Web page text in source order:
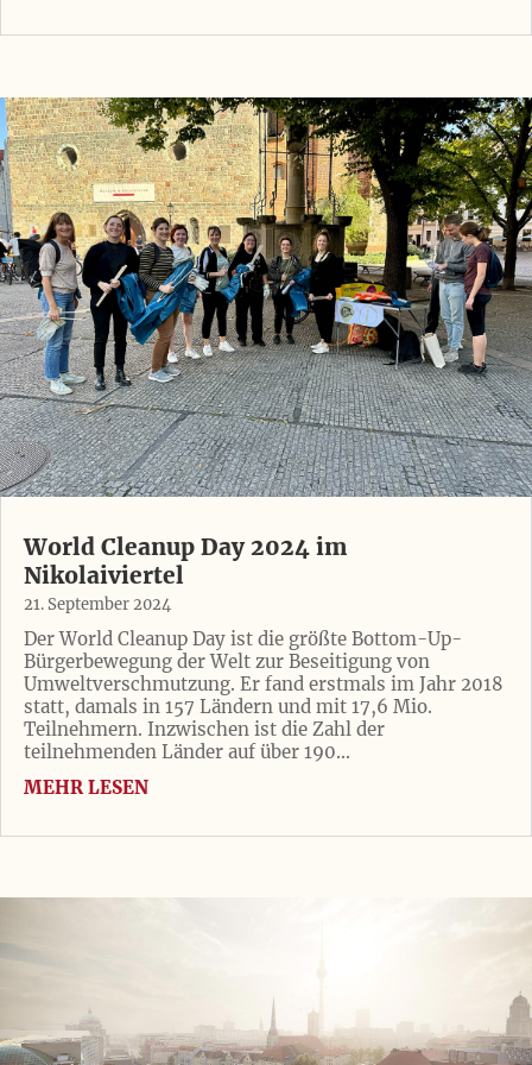
World Cleanup Day 2024 im
Nikolaiviertel
21. September 2024
Der World Cleanup Day ist die größte Bottom-Up-
Bürgerbewegung der Welt zur Beseitigung von
Umweltverschmutzung. Er fand erstmals im Jahr 2018
statt, damals in 157 Ländern und mit 17,6 Mio.
Teilnehmern. Inzwischen ist die Zahl der
teilnehmenden Länder auf über 190...
MEHR LESEN